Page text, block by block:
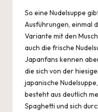
So eine Nudelsuppe
Ausführungen, einmal
Variante mit den
auch die frische
Japanfans kennen
die sich von der
japanische
besteht aus deutlich
Spaghetti und sich